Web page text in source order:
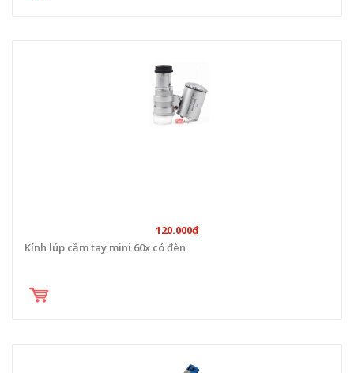
120.000₫
Kính lúp cầm tay mini 60x có đèn